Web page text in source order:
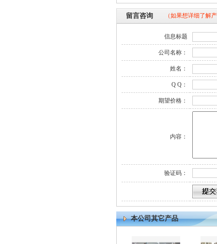
留言咨询 （如果想详细了解
信息标题
公司名称：
姓名：
Q Q：
期望价格：
内容：
验证码：
本公司其它产品